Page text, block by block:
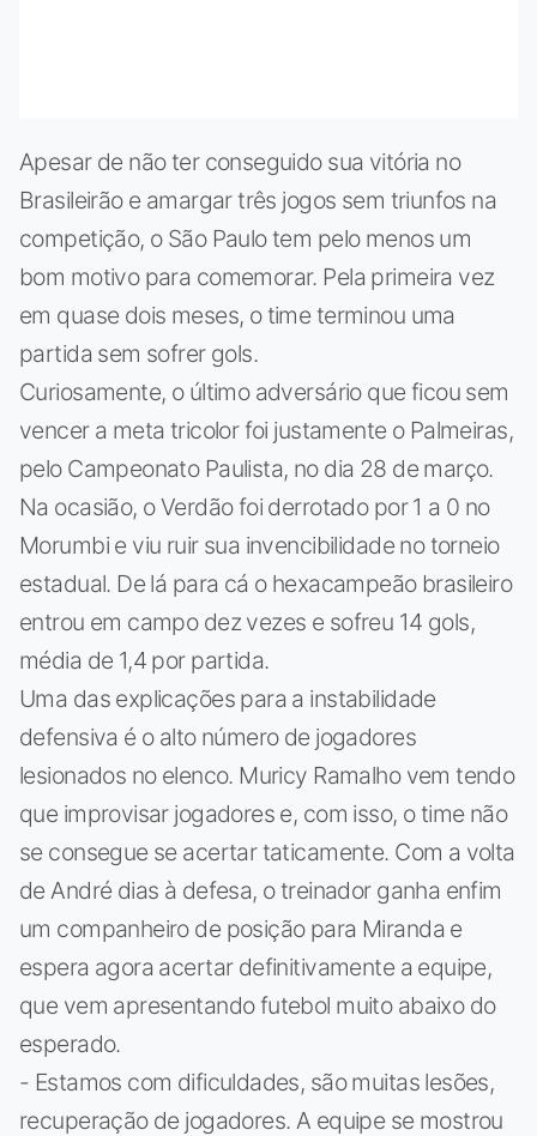
Apesar de não ter conseguido sua vitória no
Brasileirão e amargar três jogos sem triunfos na
competição, o São Paulo tem pelo menos um
bom motivo para comemorar. Pela primeira vez
em quase dois meses, o time terminou uma
partida sem sofrer gols.
Curiosamente, o último adversário que ficou sem
vencer a meta tricolor foi justamente o Palmeiras,
pelo Campeonato Paulista, no dia 28 de março.
Na ocasião, o Verdão foi derrotado por 1 a 0 no
Morumbi e viu ruir sua invencibilidade no torneio
estadual. De lá para cá o hexacampeão brasileiro
entrou em campo dez vezes e sofreu 14 gols,
média de 1,4 por partida.
Uma das explicações para a instabilidade
defensiva é o alto número de jogadores
lesionados no elenco. Muricy Ramalho vem tendo
que improvisar jogadores e, com isso, o time não
se consegue se acertar taticamente. Com a volta
de André dias à defesa, o treinador ganha enfim
um companheiro de posição para Miranda e
espera agora acertar definitivamente a equipe,
que vem apresentando futebol muito abaixo do
esperado.
- Estamos com dificuldades, são muitas lesões,
recuperação de jogadores. A equipe se mostrou